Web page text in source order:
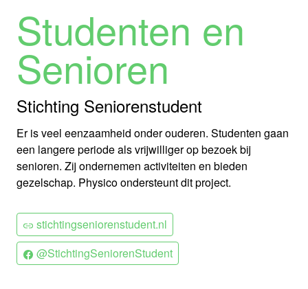
Studenten en
Senioren
Stichting Seniorenstudent
Er is veel eenzaamheid onder ouderen. Studenten gaan
een langere periode als vrijwilliger op bezoek bij
senioren. Zij ondernemen activiteiten en bieden
gezelschap. Physico ondersteunt dit project.
stichtingseniorenstudent.nl
@StichtingSeniorenStudent